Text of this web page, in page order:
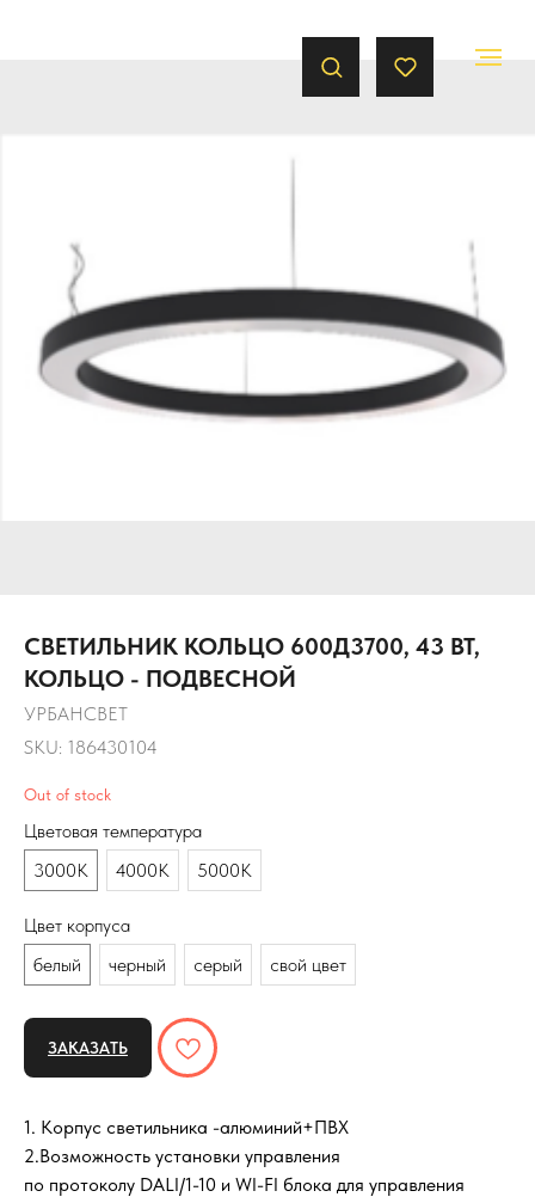
СВЕТИЛЬНИК КОЛЬЦО 600Д3700, 43 ВТ,
КОЛЬЦО - ПОДВЕСНОЙ
УРБАНСВЕТ
SKU: 186430104
Out of stock
Цветовая температура
3000К
4000К 5000К
Цвет корпуса
белый
черный серый свой цвет
ЗАКАЗАТЬ
1. Корпус светильника -алюминий+ПВХ
2.Возможность установки управления
по протоколу DALI/1-10 и WI-FI блока для управления